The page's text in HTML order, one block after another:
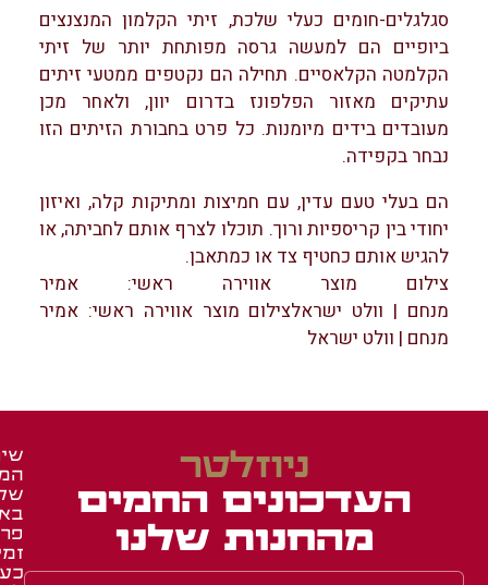
סגלגלים-חומים כעלי שלכת, זיתי הקלמון המנצנצים
ביופיים הם למעשה גרסה מפותחת יותר של זיתי
הקלמטה הקלאסיים. תחילה הם נקטפים ממטעי זיתים
עתיקים מאזור הפלפונז בדרום יוון, ולאחר מכן
מעובדים בידים מיומנות. כל פרט בחבורת הזיתים הזו
נבחר בקפידה.
הם בעלי טעם עדין, עם חמיצות ומתיקות קלה, ואיזון
יחודי בין קריספיות ורוך. תוכלו לצרף אותם לחביתה, או
להגיש אותם כחטיף צד או כמתאבן.
צילום מוצר אווירה ראשי: אמיר
מנחם | וולט ישראלצילום מוצר אווירה ראשי: אמיר
מנחם | וולט ישראל
ניוזלטר
העדכונים החמים
מהחנות שלנו